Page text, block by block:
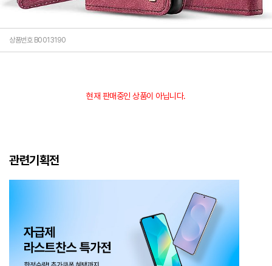
상품번호 B0013190
현재 판매중인 상품이 아닙니다.
관련기획전